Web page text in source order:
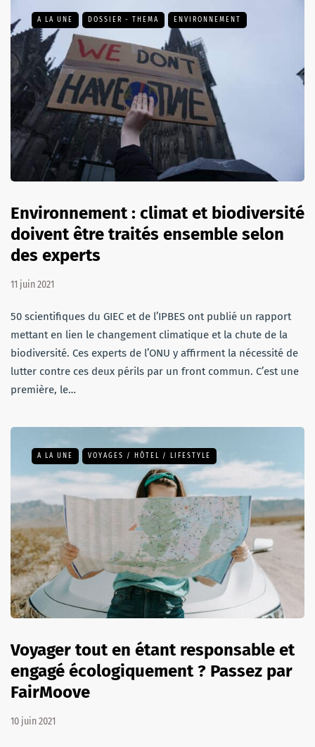
A LA UNE DOSSIER - THEMA ENVIRONNEMENT
Environnement : climat et biodiversité
doivent être traités ensemble selon
des experts
11 juin 2021
50 scientifiques du GIEC et de l’IPBES ont publié un rapport
mettant en lien le changement climatique et la chute de la
biodiversité. Ces experts de l’ONU y affirment la nécessité de
lutter contre ces deux périls par un front commun. C’est une
première, le…
A LA UNE VOYAGES / HÔTEL / LIFESTYLE
Voyager tout en étant responsable et
engagé écologiquement ? Passez par
FairMoove
10 juin 2021